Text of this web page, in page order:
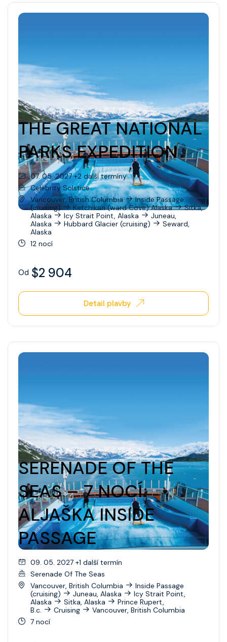
THE GREAT NATIONAL
PARKS EXPEDITION
07. 05. 2027 +2 další termíny
Celebrity Solstice
Vancouver, British Columbia
Inside Passage
(cruising)
Ketchikan (ward Cove) Alaska
Sitka,
Alaska
Icy Strait Point, Alaska
Juneau,
Alaska
Hubbard Glacier (cruising)
Seward,
Alaska
12 nocí
Od $2 904
Detail plavby
SERENADE OF THE
SEAS – 7 NOCÍ
ALJAŠKA INSIDE
PASSAGE
09. 05. 2027 +1 další termín
Serenade Of The Seas
Vancouver, British Columbia
Inside Passage
(cruising)
Juneau, Alaska
Icy Strait Point,
Alaska
Sitka, Alaska
Prince Rupert,
B.c.
Cruising
Vancouver, British Columbia
7 nocí